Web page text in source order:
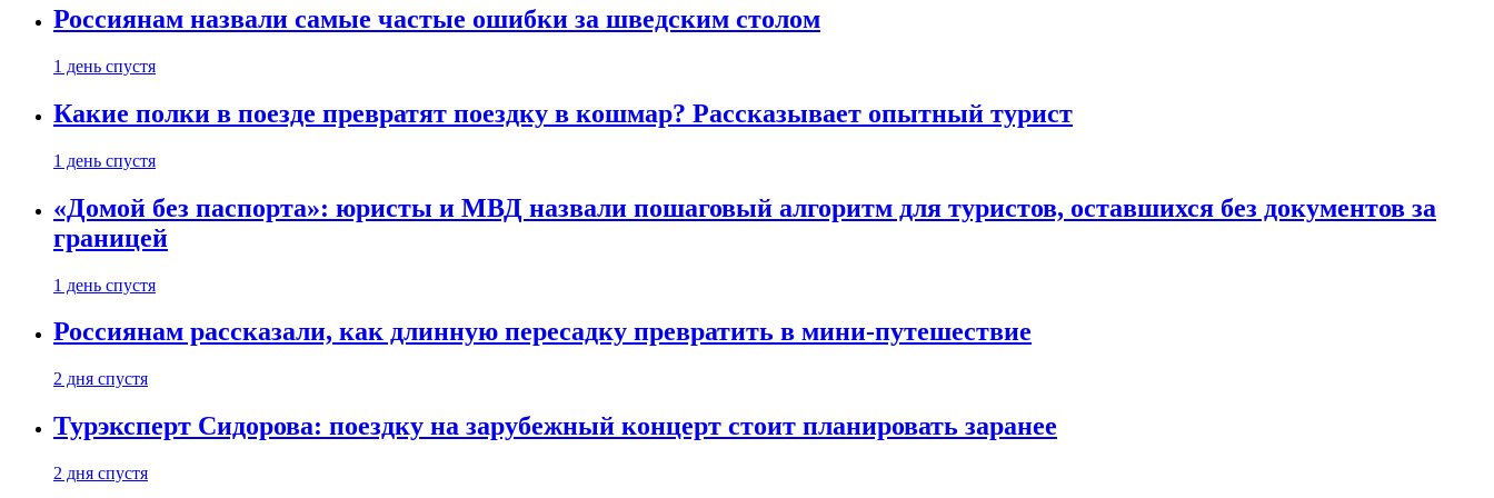
Россиянам назвали самые частые ошибки за шведским столом
1 день спустя
Какие полки в поезде превратят поездку в кошмар? Рассказывает опытный турист
1 день спустя
«Домой без паспорта»: юристы и МВД назвали пошаговый алгоритм для туристов, оставшихся без документов за
границей
1 день спустя
Россиянам рассказали, как длинную пересадку превратить в мини-путешествие
2 дня спустя
Турэксперт Сидорова: поездку на зарубежный концерт стоит планировать заранее
2 дня спустя